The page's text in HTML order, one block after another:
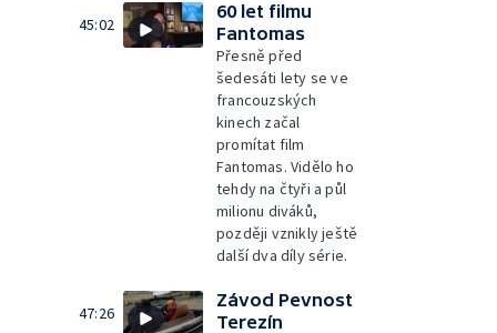
45:02
60 let filmu
Fantomas
Přesně před
šedesáti lety se ve
francouzských
kinech začal
promítat film
Fantomas. Vidělo ho
tehdy na čtyři a půl
milionu diváků,
později vznikly ještě
další dva díly série.
47:26
Závod Pevnost
Terezín